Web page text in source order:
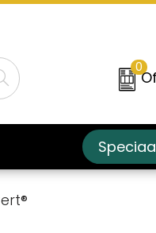
0